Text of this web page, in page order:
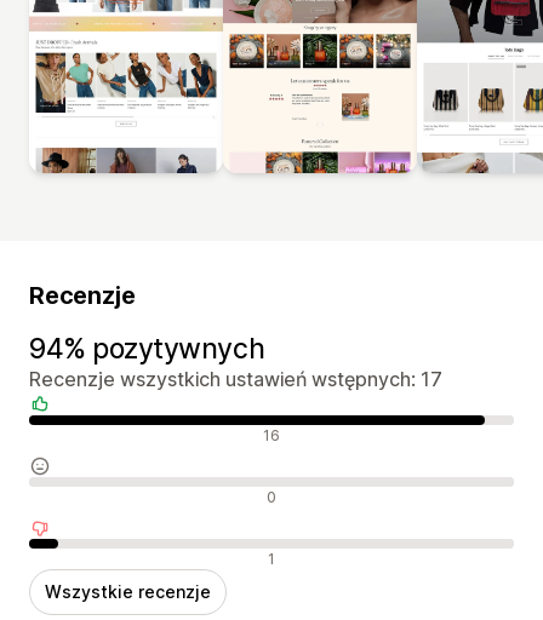
Recenzje
94% pozytywnych
Recenzje wszystkich ustawień wstępnych: 17
Pozytywne recenzje 16
Neutralne recenzje 0
Negatywne recenzje 1
Wszystkie recenzje